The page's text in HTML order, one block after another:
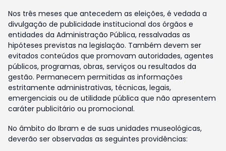
Nos três meses que antecedem as eleições, é vedada a
divulgação de publicidade institucional dos órgãos e
entidades da Administração Pública, ressalvadas as
hipóteses previstas na legislação. Também devem ser
evitados conteúdos que promovam autoridades, agentes
públicos, programas, obras, serviços ou resultados da
gestão. Permanecem permitidas as informações
estritamente administrativas, técnicas, legais,
emergenciais ou de utilidade pública que não apresentem
caráter publicitário ou promocional.
No âmbito do Ibram e de suas unidades museológicas,
deverão ser observadas as seguintes providências: